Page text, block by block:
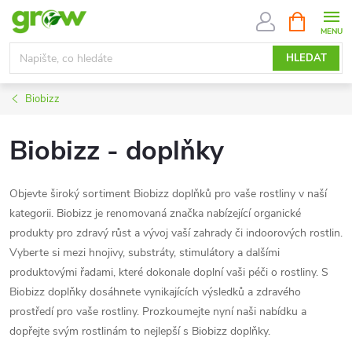
Přejít
obsah
HLEDAT
NÁKUPNÍ
KOŠÍK
Biobizz
Biobizz - doplňky
Objevte široký sortiment Biobizz doplňků pro vaše rostliny v naší
kategorii. Biobizz je renomovaná značka nabízející organické
produkty pro zdravý růst a vývoj vaší zahrady či indoorových rostlin.
Vyberte si mezi hnojivy, substráty, stimulátory a dalšími
produktovými řadami, které dokonale doplní vaši péči o rostliny. S
Biobizz doplňky dosáhnete vynikajících výsledků a zdravého
prostředí pro vaše rostliny. Prozkoumejte nyní naši nabídku a
dopřejte svým rostlinám to nejlepší s Biobizz doplňky.